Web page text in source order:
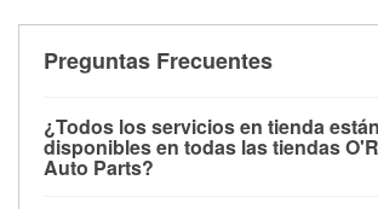
Preguntas Frecuentes
¿Todos los servicios en tienda están
disponibles en todas las tiendas
Auto Parts?